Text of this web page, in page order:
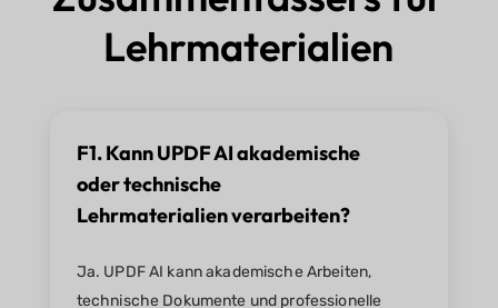
Lehrmaterialien
F1. Kann UPDF AI akademische
oder technische
Lehrmaterialien verarbeiten?
Ja. UPDF AI kann akademische Arbeiten,
technische Dokumente und professionelle